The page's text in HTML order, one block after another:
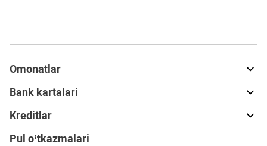
Omonatlar
Bank kartalari
Kreditlar
Pul o‘tkazmalari